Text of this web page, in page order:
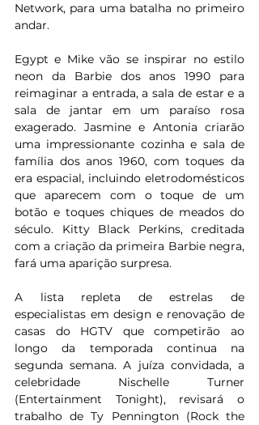
Network, para uma batalha no primeiro
andar.
Egypt e Mike vão se inspirar no estilo
neon da Barbie dos anos 1990 para
reimaginar a entrada, a sala de estar e a
sala de jantar em um paraíso rosa
exagerado. Jasmine e Antonia criarão
uma impressionante cozinha e sala de
família dos anos 1960, com toques da
era espacial, incluindo eletrodomésticos
que aparecem com o toque de um
botão e toques chiques de meados do
século. Kitty Black Perkins, creditada
com a criação da primeira Barbie negra,
fará uma aparição surpresa.
A lista repleta de estrelas de
especialistas em design e renovação de
casas do HGTV que competirão ao
longo da temporada continua na
segunda semana. A juíza convidada, a
celebridade Nischelle Turner
(Entertainment Tonight), revisará o
trabalho de Ty Pennington (Rock the